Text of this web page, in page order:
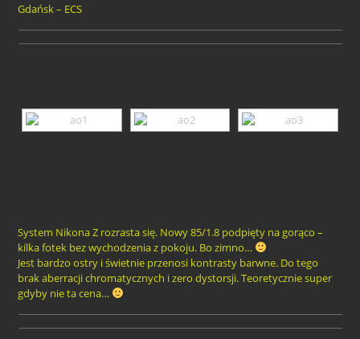
Gdańsk – ECS
System Nikona Z rozrasta się. Nowy 85/1.8 podpięty na gorąco –
kilka fotek bez wychodzenia z pokoju. Bo zimno…
Jest bardzo ostry i świetnie przenosi kontrasty barwne. Do tego
brak aberracji chromatycznych i zero dystorsji. Teoretycznie super
gdyby nie ta cena…